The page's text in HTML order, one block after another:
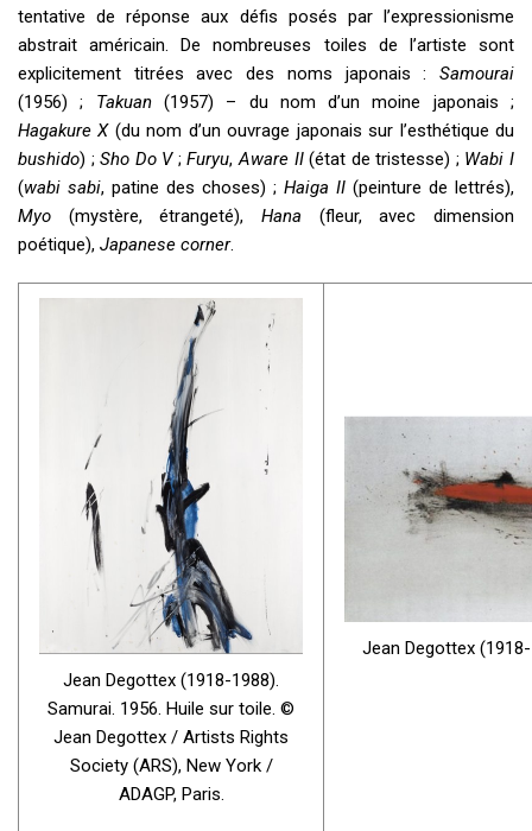
tentative de réponse aux défis posés par l’expressionisme
abstrait américain. De nombreuses toiles de l’artiste sont
explicitement titrées avec des noms japonais : Samourai
(1956) ; Takuan(1957) – du nom d’un moine japonais ;
Hagakure X(du nom d’un ouvrage japonais sur l’esthétique du
bushido) ;Sho Do V ;Furyu,Aware II(état de tristesse) ; Wabi I
(wabi sabi, patine des choses) ; Haiga II (peinture de lettrés),
Myo (mystère, étrangeté), Hana (fleur, avec dimension
poétique), Japanese corner.
Jean Degottex (1918-1988).
Samurai. 1956. Huile sur toile. ©
Jean Degottex / Artists Rights
Society (ARS), New York /
ADAGP, Paris.
Jean Degottex